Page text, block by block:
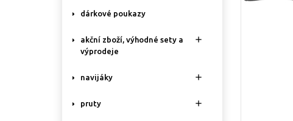
dárkové poukazy
akční zboží, výhodné sety a
výprodeje

navijáky 
pruty 